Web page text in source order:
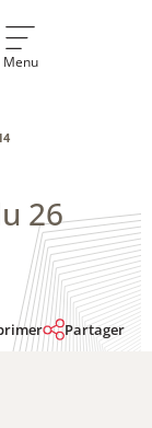
Menu
26
Partager